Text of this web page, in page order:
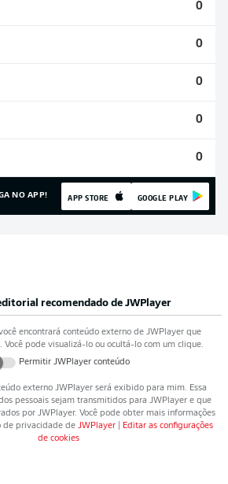
0
0
0
0
0
NO APP! APP STORE GOOGLE PLAY
recomendado de JWPlayer
encontrará conteúdo externo de JWPlayerque
pode visualizá-lo ou ocultá-lo com um clique.
Permitir JWPlayerconteúdo
externo JWPlayerserá exibido para mim. Essa
pessoais sejam transmitidos para JWPlayere que
por JWPlayer. Você pode obter mais informações
de privacidade de JWPlayer
Editar as configurações
de cookies